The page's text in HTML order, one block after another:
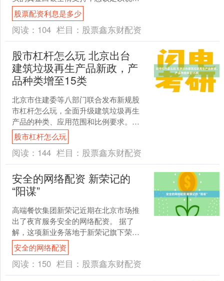
用户对这家品牌的喜爱程度了吧。 近日
有社交平台博主晒出....
股票配资利息是多少
阅读： 104 栏目： 股票鑫东财配资
股市杠杆怎么玩 北京出台
建筑垃圾再生产品新政，产
品种类增至15类
北京市住建委等八部门联合发布新规股
市杠杆怎么玩，全面升级建筑垃圾再生
产品的种类、应用范围和比例要求。该
《关于调整建筑垃圾再生产品种类及应
用工程部位的通知》已于7....
股市杠杆怎么玩
阅读： 144 栏目： 股票鑫东财配资
安全的网络配资 新荣记的
“阳谋”
高端餐饮集团新荣记近期在北京市场推
出了夜宵服务安全的网络配资。 据了
解，这项新业务落地于新荣记旗下荣记
火锅的北京金融街店，夜宵时段设定为
晚间10点至12点。菜单....
安全的网络配资
阅读： 150 栏目： 股票鑫东财配资